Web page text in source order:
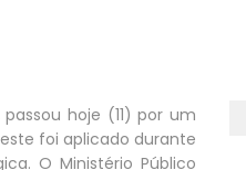
hoje (11) por um
foi aplicado durante
O Ministério Público